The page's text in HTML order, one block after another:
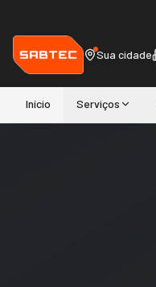
Sua cidade
Início Serviços